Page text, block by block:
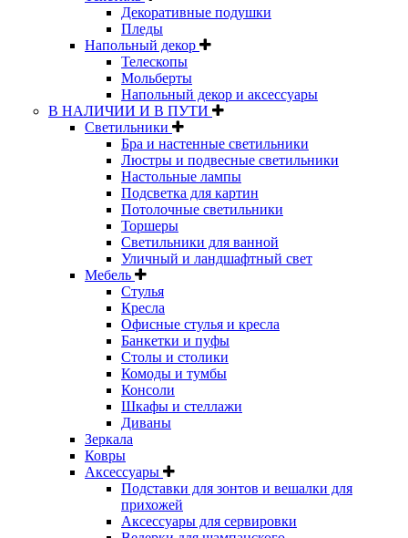
Декоративные подушки
Пледы
Напольный декор
Телескопы
Мольберты
Напольный декор и аксессуары
В НАЛИЧИИ И В ПУТИ
Светильники
Бра и настенные светильники
Люстры и подвесные светильники
Настольные лампы
Подсветка для картин
Потолочные светильники
Торшеры
Светильники для ванной
Уличный и ландшафтный свет
Мебель
Стулья
Кресла
Офисные стулья и кресла
Банкетки и пуфы
Столы и столики
Комоды и тумбы
Консоли
Шкафы и стеллажи
Диваны
Зеркала
Ковры
Аксессуары
Подставки для зонтов и вешалки для
прихожей
Аксессуары для сервировки